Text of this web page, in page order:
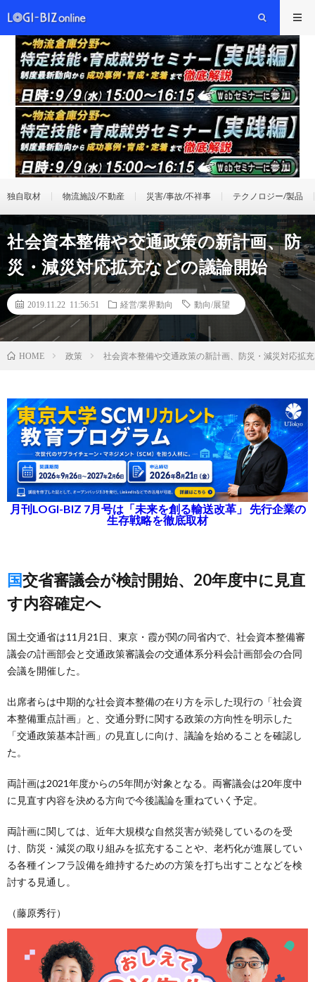
独自取材 物流施設/不動産 災害/事故/不祥事 テクノロジー/製品
社会資本整備や交通政策の新計画、防
災・減災対応拡充などの議論開始
2019.11.22 11:56:51 経営/業界動向 動向/展望
HOME 政策 社会資本整備や交通政策の新計画、防災・減災対応拡
月刊LOGI-BIZ 7月号は「未来を創る輸送改革」 先行企業の
生存戦略を徹底取材
国交省審議会が検討開始、20年度中に見直
す内容確定へ
国土交通省は11月21日、東京・霞が関の同省内で、社会資本整備審
議会の計画部会と交通政策審議会の交通体系分科会計画部会の合同
会議を開催した。
出席者らは中期的な社会資本整備の在り方を示した現行の「社会資
本整備重点計画」と、交通分野に関する政策の方向性を明示した
「交通政策基本計画」の見直しに向け、議論を始めることを確認し
た。
両計画は2021年度からの5年間が対象となる。両審議会は20年度中
に見直す内容を決める方向で今後議論を重ねていく予定。
両計画に関しては、近年大規模な自然災害が続発しているのを受
け、防災・減災の取り組みを拡充することや、老朽化が進展してい
る各種インフラ設備を維持するための方策を打ち出すことなどを検
討する見通し。
（藤原秀行）